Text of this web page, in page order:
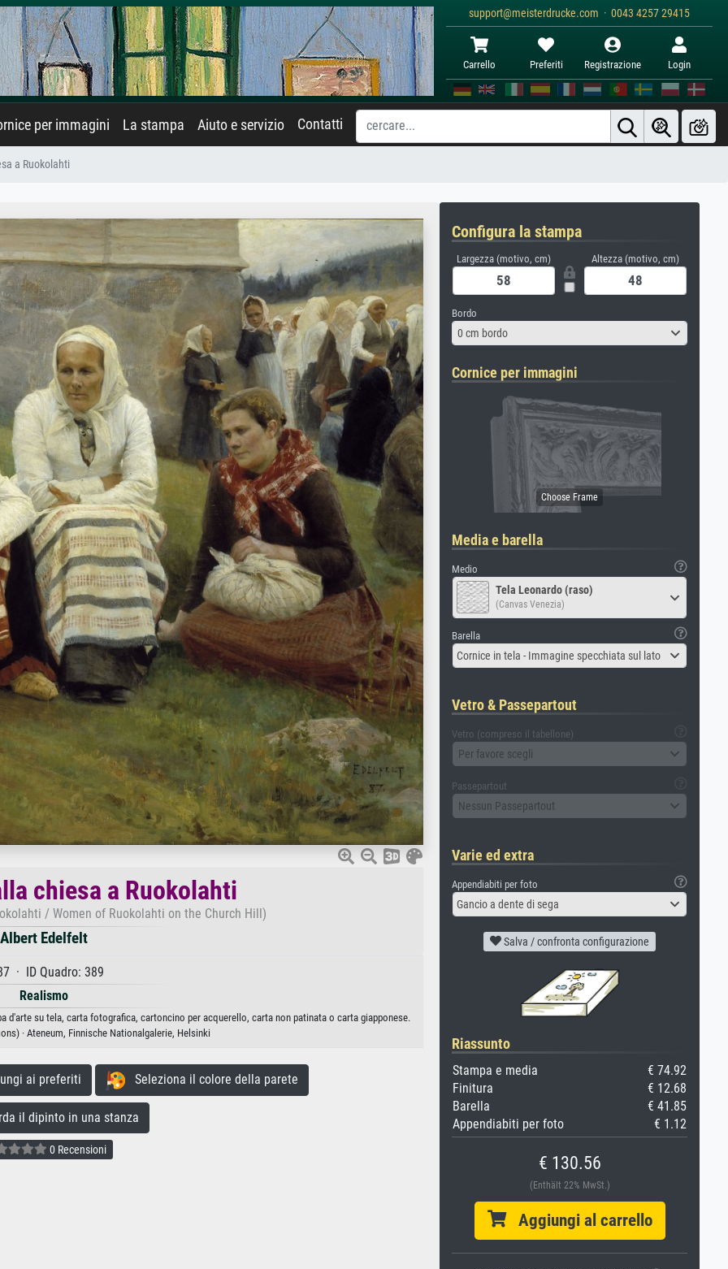
support@meisterdrucke.com · 0043 4257 29415
Carrello Preferiti Registrazione Login
per immagini La stampa Aiuto e servizio Contatti
a Ruokolahti
chiesa a Ruokolahti
/ Women of Ruokolahti on the Church Hill)
Albert Edelfelt
· ID Quadro: 389
Realismo
d'arte su tela, carta fotografica, cartoncino per acquerello, carta non patinata o carta giapponese.
· Ateneum, Finnische Nationalgalerie, Helsinki
ai preferiti Seleziona il colore della parete
il dipinto in una stanza
0 Recensioni
Configura la stampa
Largezza (motivo, cm) Altezza (motivo, cm)
Bordo
0 cm bordo
Cornice per immagini
Media e barella
Medio
Tela Leonardo (raso)
(Canvas Venezia)
Barella
Cornice in tela - Immagine specchiata sul lato
Vetro & Passepartout
Vetro (compreso il tabellone)
Per favore scegli
Passepartout
Nessun Passepartout
Varie ed extra
Appendiabiti per foto
Gancio a dente di sega
Salva / confronta configurazione
Riassunto
Stampa e media
€ 74.92
Finitura
€ 12.68
Barella
€ 41.85
Appendiabiti per foto
€ 1.12
€ 130.56
(Enthält 22% MwSt.)
Aggiungi al carrello